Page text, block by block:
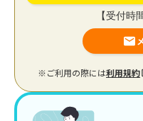
【受付
※ご利用の際には利用規約